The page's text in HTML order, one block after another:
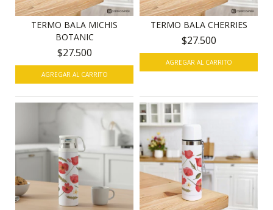
TERMO BALA MICHIS
BOTANIC
$27.500
TERMO BALA CHERRIES
$27.500
AGREGAR AL CARRITO